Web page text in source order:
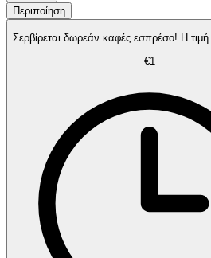
Περιποίηση
Σερβίρεται δωρεάν καφές εσπρέσο! Η τιμή
€1